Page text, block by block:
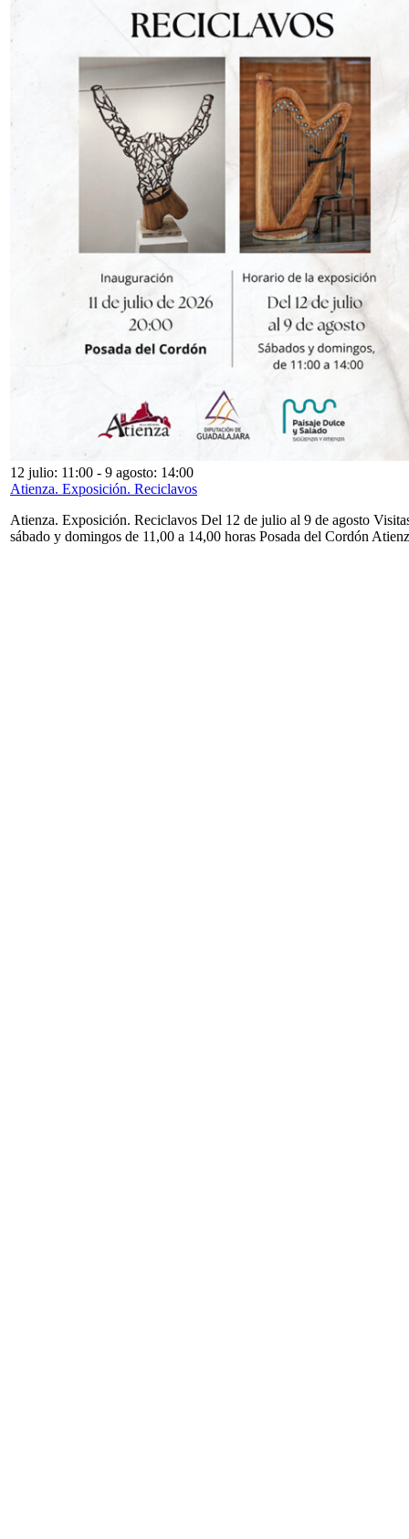
12 julio: 11:00 - 9 agosto: 14:00
Atienza. Exposición. Reciclavos
Atienza. Exposición. Reciclavos Del 12 de julio al 9 de agosto
sábado y domingos de 11,00 a 14,00 horas Posada del Cordón